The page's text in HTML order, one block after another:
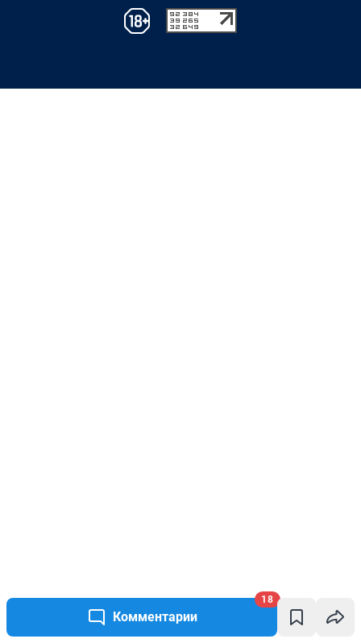
Комментарии
18